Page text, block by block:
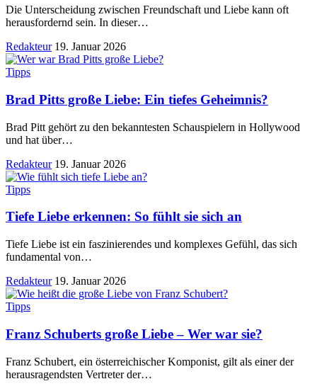
Die Unterscheidung zwischen Freundschaft und Liebe kann oft
herausfordernd sein. In dieser…
Redakteur 19. Januar 2026
Tipps
Brad Pitts große Liebe: Ein tiefes Geheimnis?
Brad Pitt gehört zu den bekanntesten Schauspielern in Hollywood
und hat über…
Redakteur 19. Januar 2026
Tipps
Tiefe Liebe erkennen: So fühlt sie sich an
Tiefe Liebe ist ein faszinierendes und komplexes Gefühl, das sich
fundamental von…
Redakteur 19. Januar 2026
Tipps
Franz Schuberts große Liebe – Wer war sie?
Franz Schubert, ein österreichischer Komponist, gilt als einer der
herausragendsten Vertreter der…